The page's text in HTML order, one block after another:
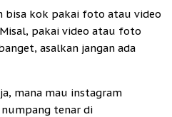
bisa kok pakai foto atau video
pakai video atau foto
asalkan jangan ada
mana mau instagram
tenar di